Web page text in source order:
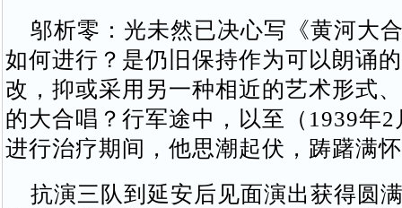
邬析零：光未然已决心写《黄河大
如何进行？是仍旧保持作为可以朗诵
改，抑或采用另一种相近的艺术形式
的大合唱？行军途中，以至（1939年
进行治疗期间，他思潮起伏，踌躇满
抗演三队到延安后见面演出获得圆